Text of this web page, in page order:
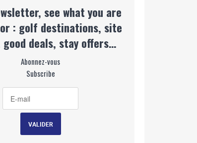
see what you are
: golf destinations, site
deals, stay offers…
Abonnez-vous
Subscribe